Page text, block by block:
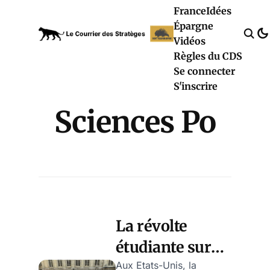
FranceIdées
Épargne
Vidéos
Règles du CDS
Se connecter
S'inscrire
Sciences Po
La révolte
étudiante sur
Aux Etats-Unis, la